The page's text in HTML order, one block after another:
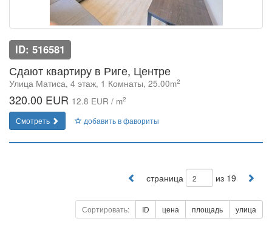
ID: 516581
Сдают квартиру в Риге, Центре
Улица Матиса, 4 этаж, 1 Комнаты, 25.00m2
320.00 EUR 12.8 EUR / m2
Смотреть добавить в фавориты
страница из 19
Сортировать: ID цена площадь улица